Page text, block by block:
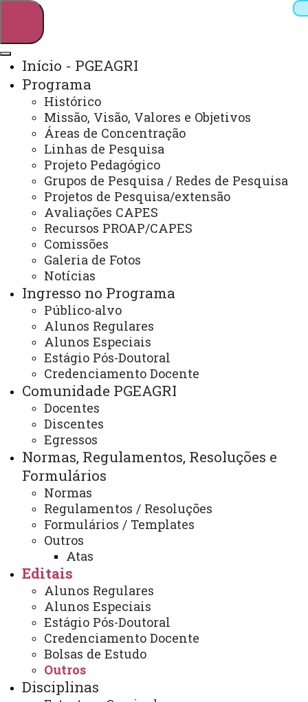
Webmail Sistemas
Arquivo Virtual
Campus
Início - PGEAGRI
Programa
Histórico
Missão, Visão, Valores e Objetivos
Áreas de Concentração
Linhas de Pesquisa
Projeto Pedagógico
Grupos de Pesquisa / Redes de Pesquisa
Projetos de Pesquisa/extensão
Avaliações CAPES
Recursos PROAP/CAPES
Comissões
Galeria de Fotos
Notícias
Ingresso no Programa
Público-alvo
Alunos Regulares
Alunos Especiais
Estágio Pós-Doutoral
Credenciamento Docente
Comunidade PGEAGRI
Docentes
Discentes
Egressos
Normas, Regulamentos, Resoluções e
Formulários
Normas
Regulamentos / Resoluções
Formulários / Templates
Outros
Atas
Editais
Alunos Regulares
Alunos Especiais
Estágio Pós-Doutoral
Credenciamento Docente
Bolsas de Estudo
Outros
Disciplinas
Mestrado e Doutorado em Engenharia Agrícola
Contato - PGEAGRI
Contato:
(45) 3220-3175 (WhatsApp)
Horário de Atendimento:
Segunda à sexta
08:30 às 11:30
13:30 às 17:00
Rua Universitária, 2069.
Prédio de Protótipos, 2º piso.
E-mail:
cascavel.pgeagri@unioeste.br
ATUALIZAÇÃO MAIS RECENTE: 04 DE AGOSTO DE
2025
ACESSOS: 73379